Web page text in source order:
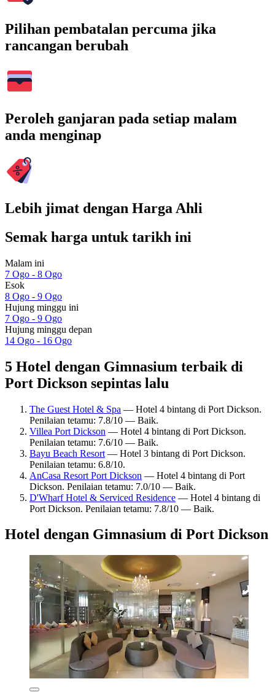
Pilihan pembatalan percuma jika
rancangan berubah
Peroleh ganjaran pada setiap malam
anda menginap
Lebih jimat dengan Harga Ahli
Semak harga untuk tarikh ini
Malam ini
7 Ogo - 8 Ogo
Esok
8 Ogo - 9 Ogo
Hujung minggu ini
7 Ogo - 9 Ogo
Hujung minggu depan
14 Ogo - 16 Ogo
5 Hotel dengan Gimnasium terbaik di
Port Dickson sepintas lalu
The Guest Hotel & Spa — Hotel 4 bintang di Port Dickson.
Penilaian tetamu: 7.8/10 — Baik.
Villea Port Dickson — Hotel 4 bintang di Port Dickson.
Penilaian tetamu: 7.6/10 — Baik.
Bayu Beach Resort — Hotel 3 bintang di Port Dickson.
Penilaian tetamu: 6.8/10.
AnCasa Resort Port Dickson — Hotel 4 bintang di Port
Dickson. Penilaian tetamu: 7.0/10 — Baik.
D'Wharf Hotel & Serviced Residence — Hotel 4 bintang di
Port Dickson. Penilaian tetamu: 7.8/10 — Baik.
Hotel dengan Gimnasium di Port Dickson